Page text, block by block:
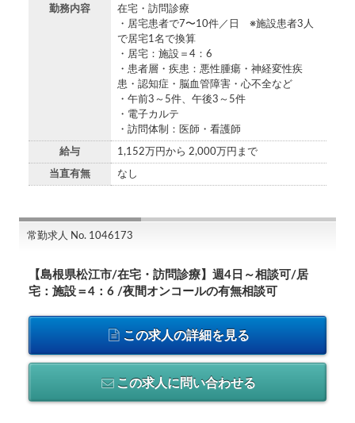
勤務内容
在宅・訪問診療
・居宅患者で7〜10件／日 ※施設患者3人
で居宅1名で換算
・居宅：施設＝4：6
・患者層・疾患：悪性腫瘍・神経変性疾
患・認知症・脳血管障害・心不全など
・午前3～5件、午後3～5件
・電子カルテ
・訪問体制：医師・看護師
給与 1,152万円から 2,000万円まで
当直有無 なし
常勤求人 No. 1046173
【島根県松江市/在宅・訪問診療】週4日～相談可/居
宅：施設＝4：6 /夜間オンコールの有無相談可
この求人の詳細を見る
この求人に問い合わせる